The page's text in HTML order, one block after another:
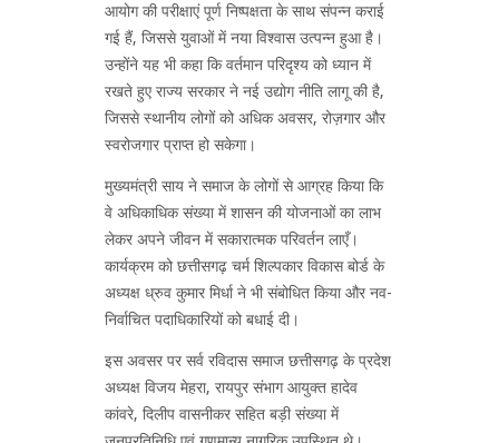
आयोग की परीक्षाएं पूर्ण निष्पक्षता के साथ संपन्न कराई
गई हैं, जिससे युवाओं में नया विश्वास उत्पन्न हुआ है।
उन्होंने यह भी कहा कि वर्तमान परिदृश्य को ध्यान में
रखते हुए राज्य सरकार ने नई उद्योग नीति लागू की है,
जिससे स्थानीय लोगों को अधिक अवसर, रोज़गार और
स्वरोजगार प्राप्त हो सकेगा।
मुख्यमंत्री साय ने समाज के लोगों से आग्रह किया कि
वे अधिकाधिक संख्या में शासन की योजनाओं का लाभ
लेकर अपने जीवन में सकारात्मक परिवर्तन लाएँ।
कार्यक्रम को छत्तीसगढ़ चर्म शिल्पकार विकास बोर्ड के
अध्यक्ष ध्रुव कुमार मिर्धा ने भी संबोधित किया और नव-
निर्वाचित पदाधिकारियों को बधाई दी।
इस अवसर पर सर्व रविदास समाज छत्तीसगढ़ के प्रदेश
अध्यक्ष विजय मेहरा, रायपुर संभाग आयुक्त हादेव
कांवरे, दिलीप वासनीकर सहित बड़ी संख्या में